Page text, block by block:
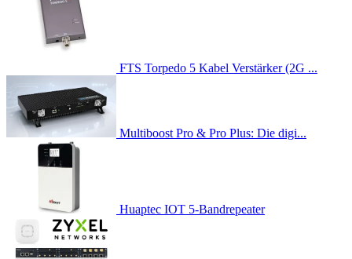
FTS Torpedo 5 Kabel Verstärker (2G ...
Multiboost Pro & Pro Plus: Die digi...
Huaptec IOT 5-Bandrepeater